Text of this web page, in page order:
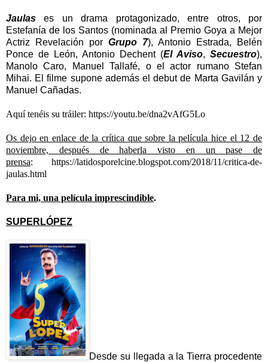
Jaulas es un drama protagonizado, entre otros, por
Estefanía de los Santos (nominada al Premio Goya a Mejor
Actriz Revelación por Grupo 7), Antonio Estrada, Belén
Ponce de León, Antonio Dechent (El Aviso, Secuestro),
Manolo Caro, Manuel Tallafé, o el actor rumano Stefan
Mihai. El filme supone además el debut de Marta Gavilán y
Manuel Cañadas.
Aquí tenéis su tráiler: https://youtu.be/dna2vAfG5Lo
Os dejo en enlace de la crítica que sobre la película hice el 12 de
noviembre, después de haberla visto en un pase de
prensa: https://latidosporelcine.blogspot.com/2018/11/critica-de-
jaulas.html
Para mi, una película imprescindible.
SUPERLÓPEZ
Desde su llegada a la Tierra procedente